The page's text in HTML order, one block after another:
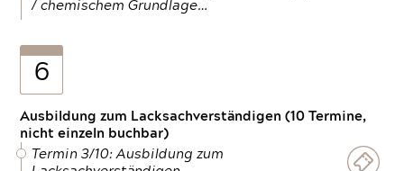
/ chemischem Grundlage…
6
Ausbildung zum Lacksachverständigen (10 Termine,
nicht einzeln buchbar)
Termin 3/10: Ausbildung zum